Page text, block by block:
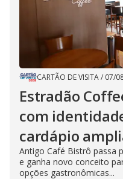
CARTÃO DE VISITA/ 07/
Estradão
com
cardápio
Antigo Café Bistrô passa
e ganha novo conceito
opções gastronômicas...